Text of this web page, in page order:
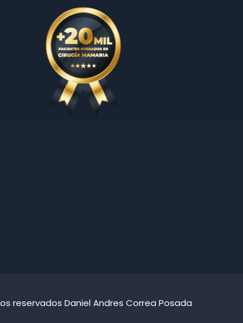
reservados Daniel Andres Correa Posada